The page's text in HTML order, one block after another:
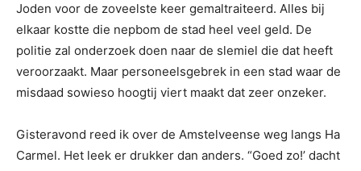
Joden voor de zoveelste keer gemaltraiteerd. Alles bij
elkaar kostte die nepbom de stad heel veel geld. De
politie zal onderzoek doen naar de slemiel die dat heeft
veroorzaakt. Maar personeelsgebrek in een stad waar de
misdaad sowieso hoogtij viert maakt dat zeer onzeker.
Gisteravond reed ik over de Amstelveense weg langs Ha
Carmel. Het leek er drukker dan anders. “Goed zo!’ dacht